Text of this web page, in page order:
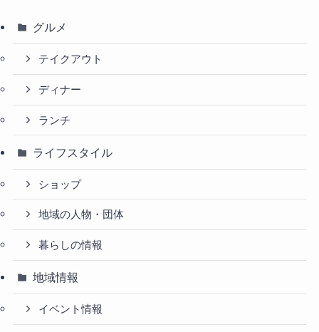
グルメ
テイクアウト
ディナー
ランチ
ライフスタイル
ショップ
地域の人物・団体
暮らしの情報
地域情報
イベント情報